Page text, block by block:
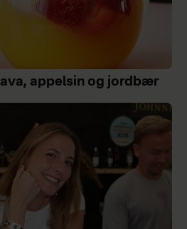
appelsin og jordbær